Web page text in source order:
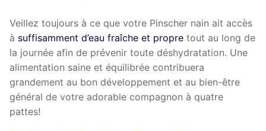
Veillez toujours à ce que votre Pinscher nain ait accès
à suffisamment d’eau fraîche et propre tout au long de
la journée afin de prévenir toute déshydratation. Une
alimentation saine et équilibrée contribuera
grandement au bon développement et au bien-être
général de votre adorable compagnon à quatre
pattes!